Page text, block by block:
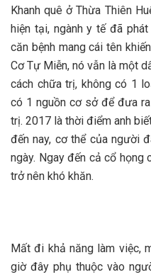
Khanh quê ở Thừa Thiên
hiện tại, ngành y tế đã
căn bệnh mang cái tên
Cơ Tự Miễn, nó vẫn là một
cách chữa trị, không có 1
có 1 nguồn cơ sở để đưa
trị. 2017 là thời điểm anh
đến nay, cơ thể của người
ngày. Ngay đến cả cổ họng
trở nên khó khăn.
Mất đi khả năng làm việc,
giờ đây phụ thuộc vào